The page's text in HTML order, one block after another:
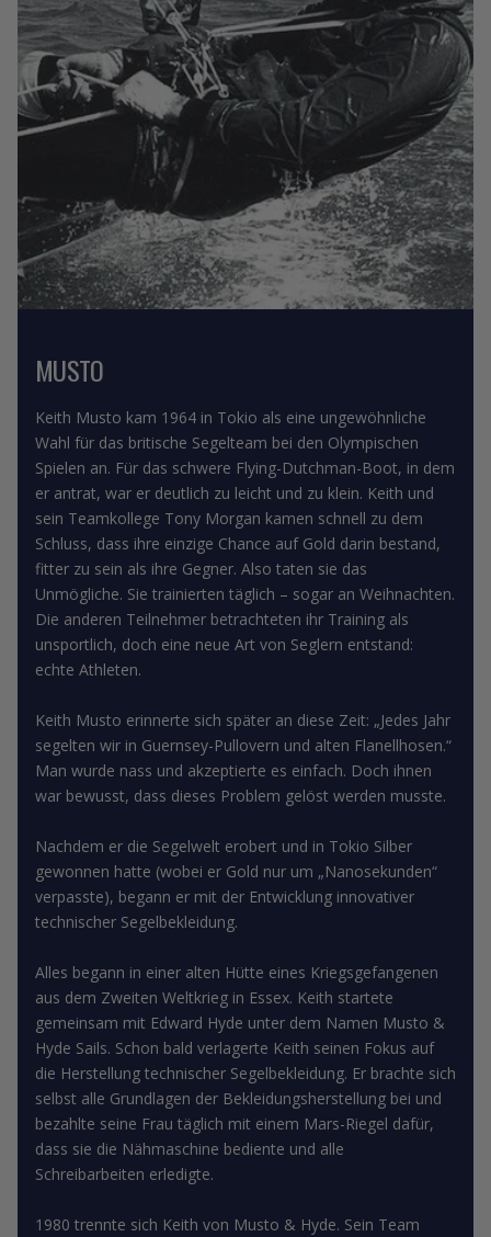
MUSTO
Keith Musto kam 1964 in Tokio als eine ungewöhnliche
Wahl für das britische Segelteam bei den Olympischen
Spielen an. Für das schwere Flying-Dutchman-Boot, in dem
er antrat, war er deutlich zu leicht und zu klein. Keith und
sein Teamkollege Tony Morgan kamen schnell zu dem
Schluss, dass ihre einzige Chance auf Gold darin bestand,
fitter zu sein als ihre Gegner. Also taten sie das
Unmögliche. Sie trainierten täglich – sogar an Weihnachten.
Die anderen Teilnehmer betrachteten ihr Training als
unsportlich, doch eine neue Art von Seglern entstand:
echte Athleten.
Keith Musto erinnerte sich später an diese Zeit: „Jedes Jahr
segelten wir in Guernsey-Pullovern und alten Flanellhosen.“
Man wurde nass und akzeptierte es einfach. Doch ihnen
war bewusst, dass dieses Problem gelöst werden musste.
Nachdem er die Segelwelt erobert und in Tokio Silber
gewonnen hatte (wobei er Gold nur um „Nanosekunden“
verpasste), begann er mit der Entwicklung innovativer
technischer Segelbekleidung.
Alles begann in einer alten Hütte eines Kriegsgefangenen
aus dem Zweiten Weltkrieg in Essex. Keith startete
gemeinsam mit Edward Hyde unter dem Namen Musto &
Hyde Sails. Schon bald verlagerte Keith seinen Fokus auf
die Herstellung technischer Segelbekleidung. Er brachte sich
selbst alle Grundlagen der Bekleidungsherstellung bei und
bezahlte seine Frau täglich mit einem Mars-Riegel dafür,
dass sie die Nähmaschine bediente und alle
Schreibarbeiten erledigte.
1980 trennte sich Keith von Musto & Hyde. Sein Team